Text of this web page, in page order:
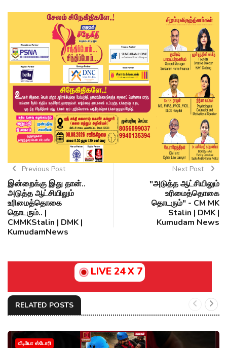
Previous Post
இன்றைக்கு இது தான்..
அடுத்த ஆட்சியிலும்
உரிமைத்தொகை
தொடரும்.. |
CMMKStalin | DMK |
KumudamNews
Next Post
"அடுத்த ஆட்சியிலும்
உரிமைத்தொகை
தொடரும்" - CM MK
Stalin | DMK |
Kumudam News
LIVE 24 X 7
RELATED POSTS
வீடியோ ஸ்டோரி